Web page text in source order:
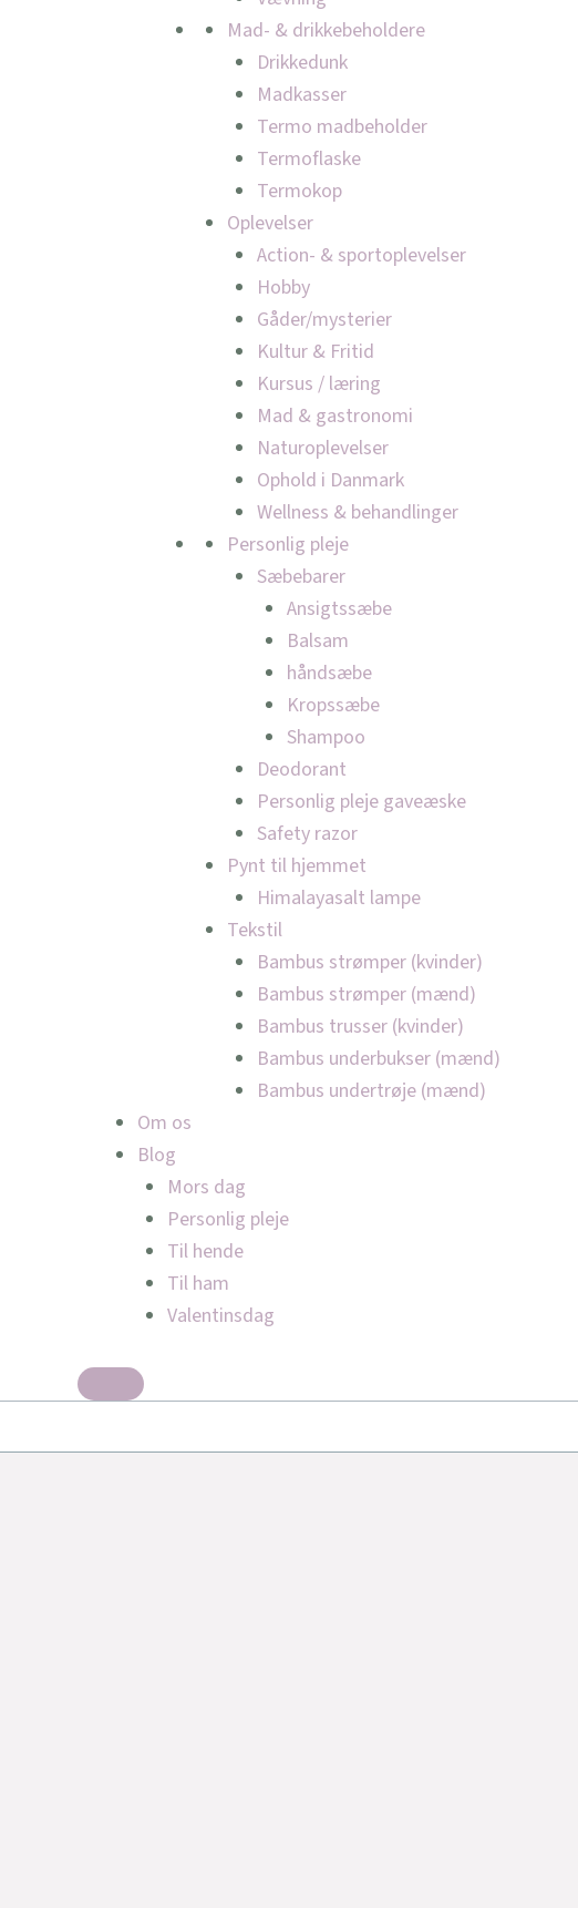
Mad- & drikkebeholdere
Drikkedunk
Madkasser
Termo madbeholder
Termoflaske
Termokop
Oplevelser
Action- & sportoplevelser
Hobby
Gåder/mysterier
Kultur & Fritid
Kursus / læring
Mad & gastronomi
Naturoplevelser
Ophold i Danmark
Wellness & behandlinger
Personlig pleje
Sæbebarer
Ansigtssæbe
Balsam
håndsæbe
Kropssæbe
Shampoo
Deodorant
Personlig pleje gaveæske
Safety razor
Pynt til hjemmet
Himalayasalt lampe
Tekstil
Bambus strømper (kvinder)
Bambus strømper (mænd)
Bambus trusser (kvinder)
Bambus underbukser (mænd)
Bambus undertrøje (mænd)
Om os
Blog
Mors dag
Personlig pleje
Til hende
Til ham
Valentinsdag